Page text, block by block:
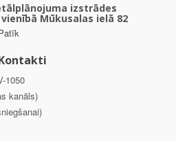
izstrādes
Mūkusalas ielā 82
1050
kanāls)